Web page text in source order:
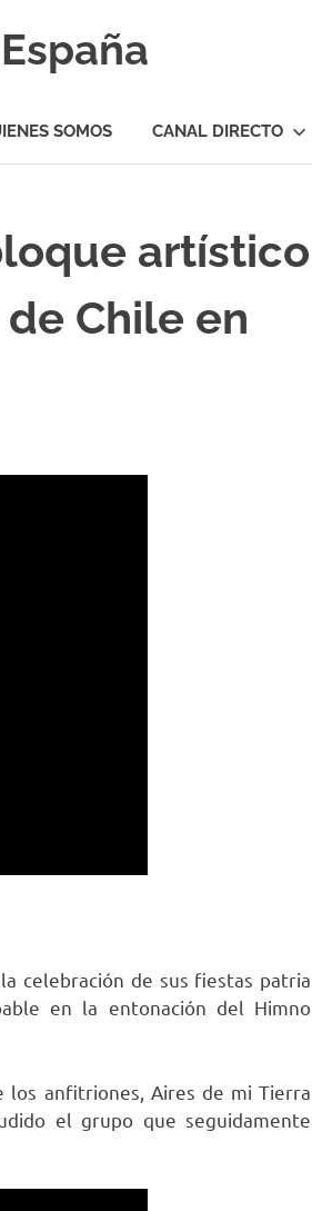
SOMOS CANAL DIRECTO
artístico
Chile en
celebración de sus fiestas patria
en la entonación del Himno
anfitriones, Aires de mi Tierra
el grupo que seguidamente